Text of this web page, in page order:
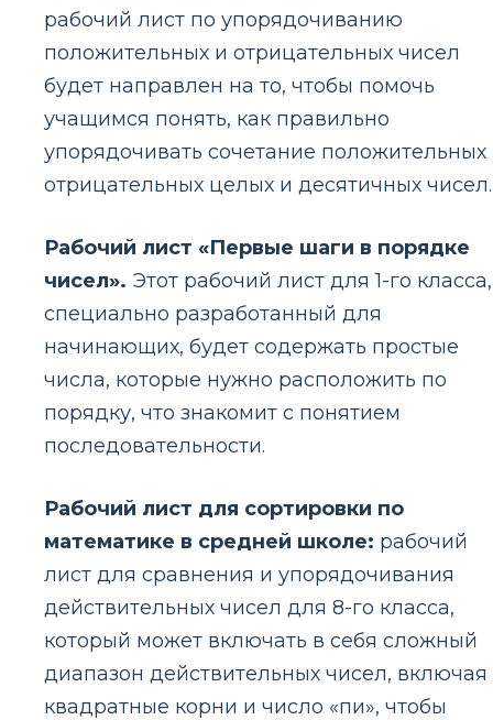
рабочий лист по упорядочиванию
положительных и отрицательных чисел
будет направлен на то, чтобы помочь
учащимся понять, как правильно
упорядочивать сочетание положительных
отрицательных целых и десятичных чисел.
Рабочий лист «Первые шаги в порядке
чисел». Этот рабочий лист для 1-го класса,
специально разработанный для
начинающих, будет содержать простые
числа, которые нужно расположить по
порядку, что знакомит с понятием
последовательности.
Рабочий лист для сортировки по
математике в средней школе: рабочий
лист для сравнения и упорядочивания
действительных чисел для 8-го класса,
который может включать в себя сложный
диапазон действительных чисел, включая
квадратные корни и число «пи», чтобы